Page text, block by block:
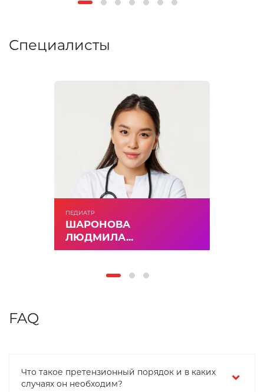
Специалисты
ПЕДИАТР
ШАРОНОВА
ЛЮДМИЛА...
FAQ
Что такое претензионный порядок и в каких
случаях он необходим?